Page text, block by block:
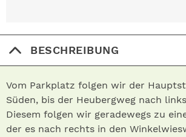
BESCHREIBUNG
Vom Parkplatz folgen wir der
Süden, bis der Heubergweg nach
Diesem folgen wir geradewegs zu
der es nach rechts in den